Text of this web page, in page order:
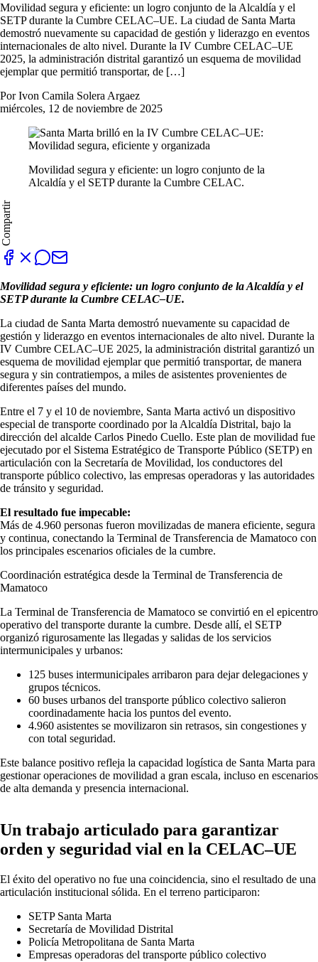
Movilidad segura y eficiente: un logro conjunto de la Alcaldía y el
SETP durante la Cumbre CELAC–UE. La ciudad de Santa Marta
demostró nuevamente su capacidad de gestión y liderazgo en eventos
internacionales de alto nivel. Durante la IV Cumbre CELAC–UE
2025, la administración distrital garantizó un esquema de movilidad
ejemplar que permitió transportar, de […]
Por Ivon Camila Solera Argaez
miércoles, 12 de noviembre de 2025
Movilidad segura y eficiente: un logro conjunto de la
Alcaldía y el SETP durante la Cumbre CELAC.
Compartir
Movilidad segura y eficiente: un logro conjunto de la Alcaldía y el
SETP durante la Cumbre CELAC–UE.
La ciudad de Santa Marta demostró nuevamente su capacidad de
gestión y liderazgo en eventos internacionales de alto nivel. Durante la
IV Cumbre CELAC–UE 2025, la administración distrital garantizó un
esquema de movilidad ejemplar que permitió transportar, de manera
segura y sin contratiempos, a miles de asistentes provenientes de
diferentes países del mundo.
Entre el 7 y el 10 de noviembre, Santa Marta activó un dispositivo
especial de transporte coordinado por la Alcaldía Distrital, bajo la
dirección del alcalde Carlos Pinedo Cuello. Este plan de movilidad fue
ejecutado por el Sistema Estratégico de Transporte Público (SETP) en
articulación con la Secretaría de Movilidad, los conductores del
transporte público colectivo, las empresas operadoras y las autoridades
de tránsito y seguridad.
El resultado fue impecable:
Más de 4.960 personas fueron movilizadas de manera eficiente, segura
y continua, conectando la Terminal de Transferencia de Mamatoco con
los principales escenarios oficiales de la cumbre.
Coordinación estratégica desde la Terminal de Transferencia de
Mamatoco
La Terminal de Transferencia de Mamatoco se convirtió en el epicentro
operativo del transporte durante la cumbre. Desde allí, el SETP
organizó rigurosamente las llegadas y salidas de los servicios
intermunicipales y urbanos:
125 buses intermunicipales arribaron para dejar delegaciones y
grupos técnicos.
60 buses urbanos del transporte público colectivo salieron
coordinadamente hacia los puntos del evento.
4.960 asistentes se movilizaron sin retrasos, sin congestiones y
con total seguridad.
Este balance positivo refleja la capacidad logística de Santa Marta para
gestionar operaciones de movilidad a gran escala, incluso en escenarios
de alta demanda y presencia internacional.
Un trabajo articulado para garantizar
orden y seguridad vial en la CELAC–UE
El éxito del operativo no fue una coincidencia, sino el resultado de una
articulación institucional sólida. En el terreno participaron:
SETP Santa Marta
Secretaría de Movilidad Distrital
Policía Metropolitana de Santa Marta
Empresas operadoras del transporte público colectivo